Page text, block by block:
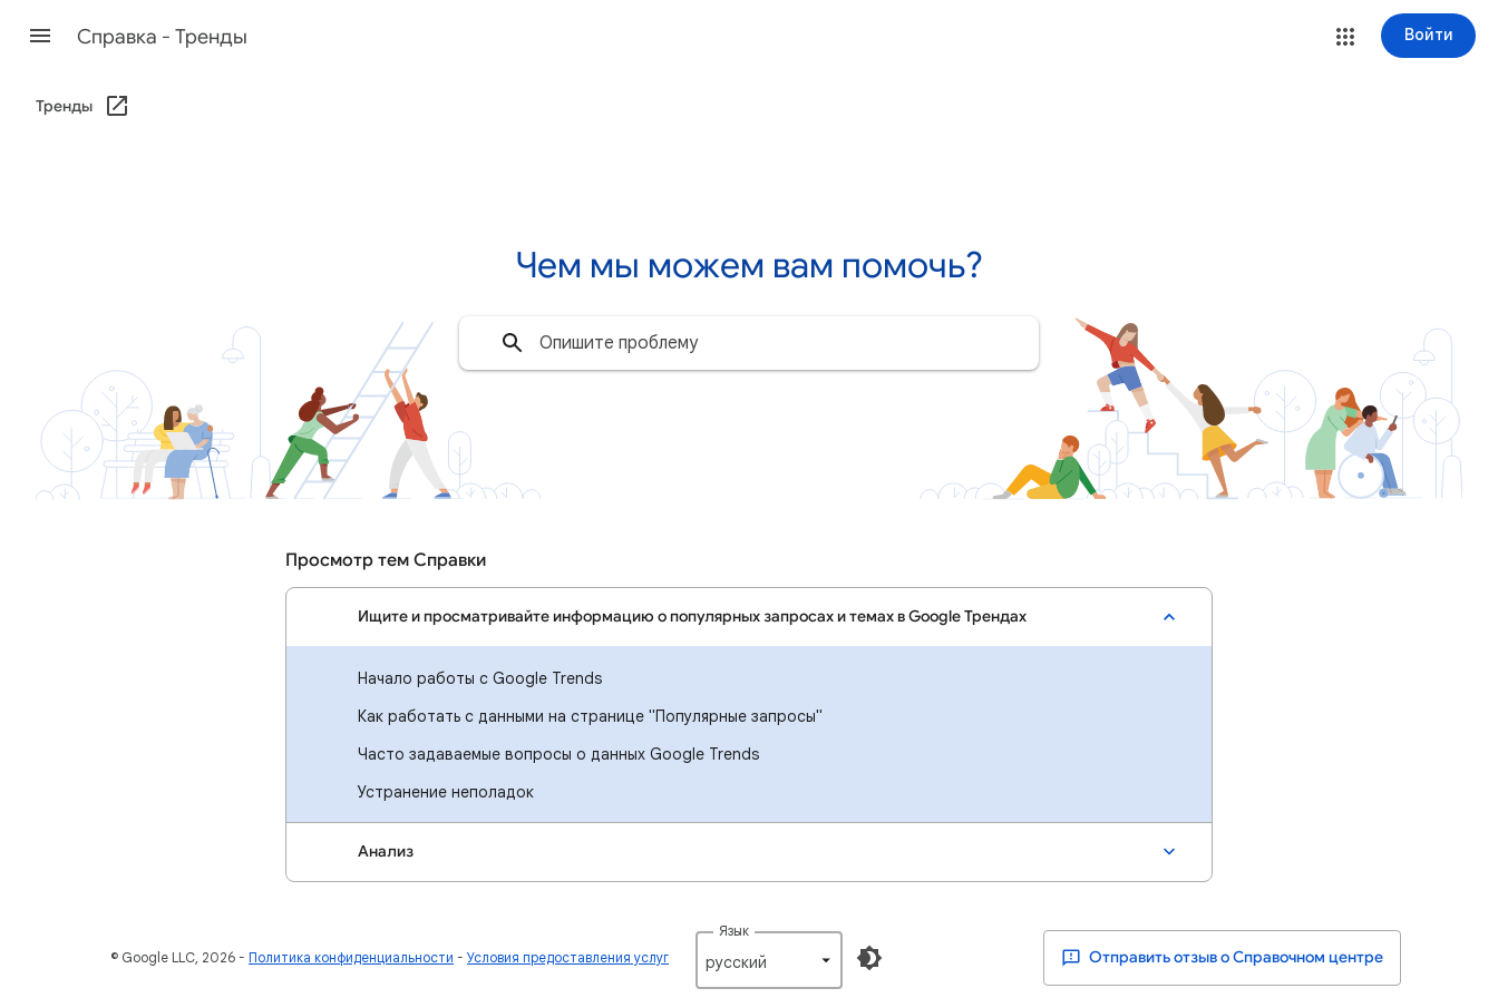
Cправка - Тренды Войти
Тренды
Чем мы можем вам помочь?
Просмотр тем Справки
Ищите и просматривайте информацию о популярных запросах и темах в Google Трендах
Начало работы с Google Trends
Как работать с данными на странице "Популярные запросы"
Часто задаваемые вопросы о данных Google Trends
Устранение неполадок
Анализ
© Google LLC, 2026 Политика конфиденциальности Условия предоставления услуг
Язык
русский‎ Отправить отзыв о Справочном центре